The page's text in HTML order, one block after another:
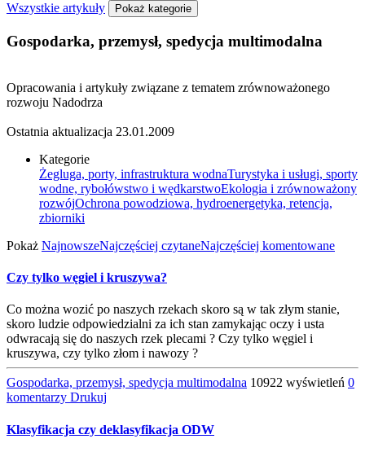
Wszystkie artykuły Pokaż kategorie
Gospodarka, przemysł, spedycja multimodalna
Opracowania i artykuły związane z tematem zrównoważonego
rozwoju Nadodrza
Ostatnia aktualizacja 23.01.2009
Kategorie
Żegluga, porty, infrastruktura wodnaTurystyka i usługi, sporty
wodne, rybołówstwo i wędkarstwoEkologia i zrównoważony
rozwójOchrona powodziowa, hydroenergetyka, retencja,
zbiorniki
Pokaż NajnowszeNajczęściej czytaneNajczęściej komentowane
Czy tylko węgiel i kruszywa?
Co można wozić po naszych rzekach skoro są w tak złym stanie,
skoro ludzie odpowiedzialni za ich stan zamykając oczy i usta
odwracają się do naszych rzek plecami ? Czy tylko węgiel i
kruszywa, czy tylko złom i nawozy ?
Gospodarka, przemysł, spedycja multimodalna 10922 wyświetleń 0
komentarzy Drukuj
Klasyfikacja czy deklasyfikacja ODW